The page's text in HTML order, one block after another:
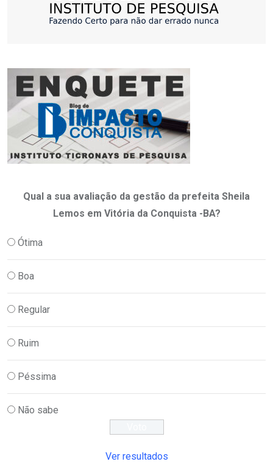
Qual a sua avaliação da gestão da prefeita Sheila
Lemos em Vitória da Conquista -BA?
Ótima
Boa
Regular
Ruim
Péssima
Não sabe
Ver resultados